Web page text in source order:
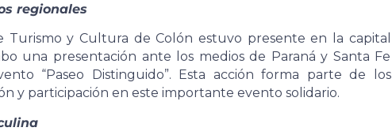
regionales
Turismo y Cultura de Colón estuvo presente en la capital
una presentación ante los medios de Paraná y Santa Fe
“Paseo Distinguido”. Esta acción forma parte de los
y participación en este importante evento solidario.